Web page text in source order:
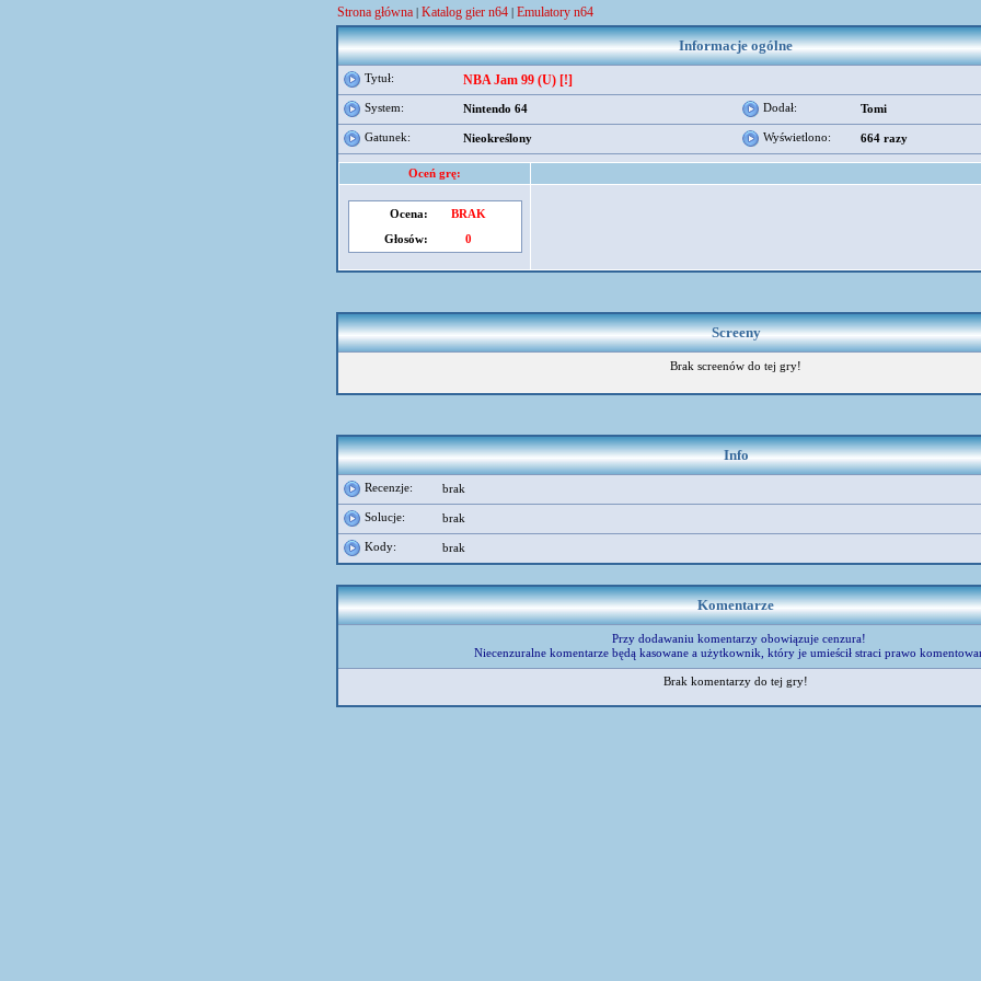
Strona główna | Katalog gier n64 | Emulatory n64
Informacje ogólne
Tytuł: NBA Jam 99 (U) [!]
System: Nintendo 64 Dodał: Tomi
Gatunek: Nieokreślony Wyświetlono: 664 razy
Oceń grę:
Ocena:
BRAK
Głosów:
0
Screeny
Brak screenów do tej gry!
Info
Recenzje: brak
Solucje: brak
Kody: brak
Komentarze
Przy dodawaniu komentarzy obowiązuje cenzura!
Niecenzuralne komentarze będą kasowane a użytkownik, który je umieścił straci prawo
Brak komentarzy do tej gry!